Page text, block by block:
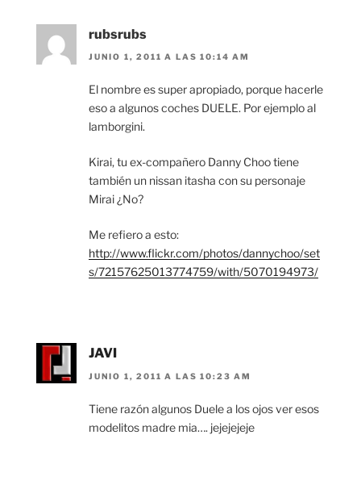
rubsrubs
JUNIO 1, 2011 A LAS 10:14 AM
El nombre es super apropiado, porque hacerle
eso a algunos coches DUELE. Por ejemplo al
lamborgini.
Kirai, tu ex-compañero Danny Choo tiene
también un nissan itasha con su personaje
Mirai ¿No?
Me refiero a esto:
http://www.flickr.com/photos/dannychoo/set
s/72157625013774759/with/5070194973/
JAVI
JUNIO 1, 2011 A LAS 10:23 AM
Tiene razón algunos Duele a los ojos ver esos
modelitos madre mia…. jejejejeje